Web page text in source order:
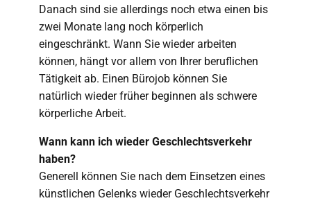
Danach sind sie allerdings noch etwa einen bis
zwei Monate lang noch körperlich
eingeschränkt. Wann Sie wieder arbeiten
können, hängt vor allem von Ihrer beruflichen
Tätigkeit ab. Einen Bürojob können Sie
natürlich wieder früher beginnen als schwere
körperliche Arbeit.
Wann kann ich wieder Geschlechtsverkehr
haben?
Generell können Sie nach dem Einsetzen eines
künstlichen Gelenks wieder Geschlechtsverkehr